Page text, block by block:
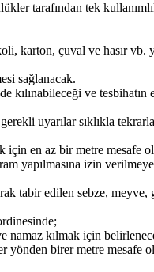
tarafından tek
karton, çuval ve hasır vb.
sağlanacak.
kılınabileceği ve
uyarılar sıklıkla
için en az bir metre mesafe
yapılmasına izin
tabir edilen sebze,
namaz kılmak için
yönden birer metre